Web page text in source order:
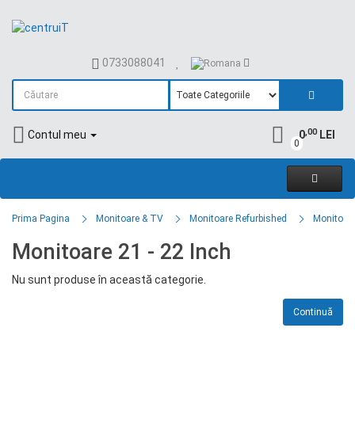
0733088041
Contul meu
0
0,00LEI
Prima Pagina Monitoare & TV Monitoare Refurbished
Monitoare 21 - 22 Inch
Nu sunt produse în această categorie.
Continuă